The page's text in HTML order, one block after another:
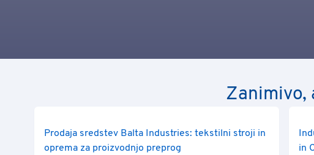
Zanimivo,
Prodaja sredstev Balta Industries: tekstilni stroji in
oprema za proizvodnjo preprog
in